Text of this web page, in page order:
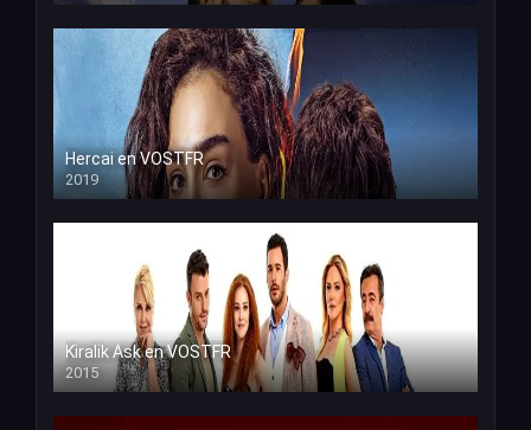
Hercai en VOSTFR
2019
Kiralik Ask en VOSTFR
2015